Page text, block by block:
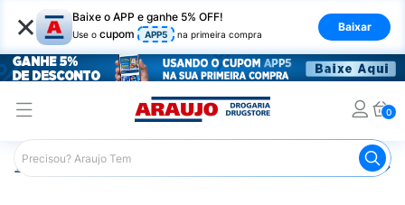
× Baixe o APP e ganhe 5% OFF!
Use o cupom APP5 na primeira compra
Baixar
0
Araujo Mercado Chicletes